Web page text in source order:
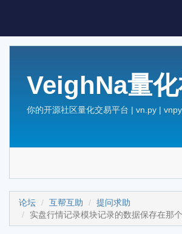
VeighNa量
你的开源社区量化交易平台 | vn.py | vnpy
论坛 互帮互助
提问求助
实盘行情记录模块记录的数据保存在那